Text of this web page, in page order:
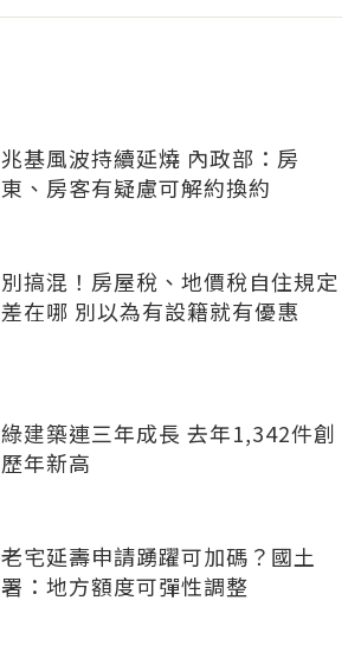
兆基風波持續延燒 內政部：房
東、房客有疑慮可解約換約
別搞混！房屋稅、地價稅自住規定
差在哪 別以為有設籍就有優惠
綠建築連三年成長 去年1,342件創
歷年新高
老宅延壽申請踴躍可加碼？國土
署：地方額度可彈性調整